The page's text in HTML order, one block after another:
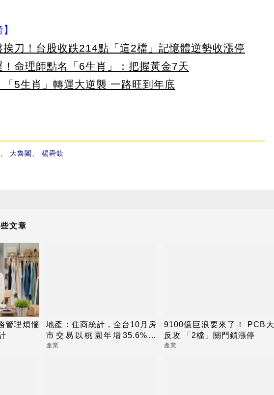
挨刀！台股收跌214點「這2檔」記憶體逆勢收漲停
！命理師點名「6生肖」：把握黃金7天
「5生肖」轉運大逆襲 一路旺到年底
、 大魯閣、 楊舜欽
文章
管理煩惱
地產：住商統計，全台10月房
市交易以桃園年增35.6%最
旺，台中月成長最強
產業
9100億巨浪要來了！ PCB大
反攻 「2檔」關門鎖漲停
產業